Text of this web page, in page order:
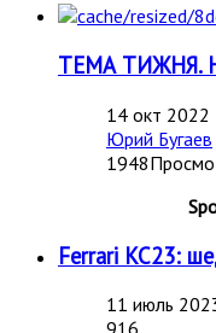
ТЕМА ТИЖНЯ.
14 окт 2022
Юрий Бугаев
Ferrari KC23:
11 июль